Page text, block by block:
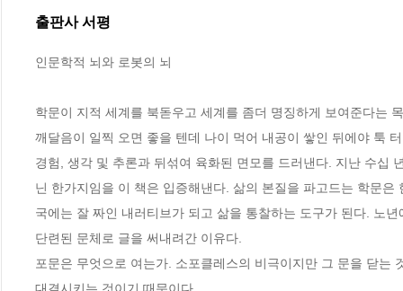
출판사 서평
인문학적 뇌와 로봇의 뇌
학문이 지적 세계를 북돋우고 세계를 좀더 명징하게 보여준다는
깨달음이 일찍 오면 좋을 텐데 나이 먹어 내공이 쌓인 뒤에야 툭
경험, 생각 및 추론과 뒤섞여 육화된 면모를 드러낸다. 지난 수십
닌 한가지임을 이 책은 입증해낸다. 삶의 본질을 파고드는 학문
국에는 잘 짜인 내러티브가 되고 삶을 통찰하는 도구가 된다. 노
단련된 문체로 글을 써내려간 이유다.
포문은 무엇으로 여는가. 소포클레스의 비극이지만 그 문을 닫